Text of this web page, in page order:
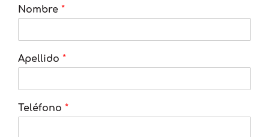
Nombre *
Apellido *
Teléfono *